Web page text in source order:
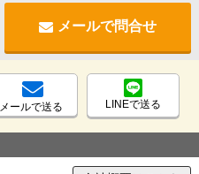
メールで問合せ
メールで送る LINEで送る